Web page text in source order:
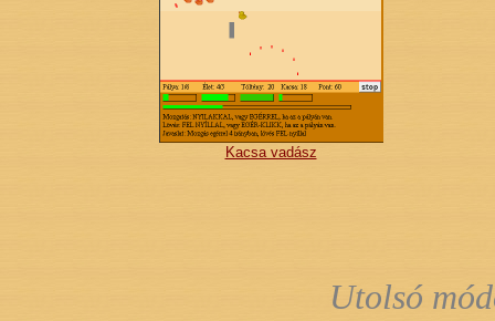
Kacsa vadász
Utolsó